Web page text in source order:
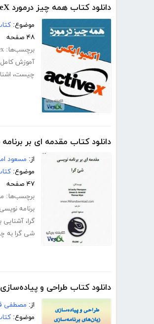
دانلود کتاب همه چیز درمورد ActiveX
موضوع:
۴۸ صفحه
برچسب‌ها:
آموزش کامل activeX
چیست،
دانلود کتاب مقدمه ای بر
از: مسعود
موضوع:
۴۷ صفحه
برچسب‌ها:
برنامه نویسی
گرا، آشنایی
شی گرا به
دانلود کتاب طراحی و
از: مصطفی
موضوع: